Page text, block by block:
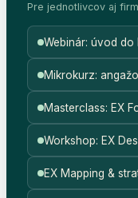
Pre jednotlivcov aj
Webinár: úvod do
Mikrokurz:
Masterclass: EX
Workshop: EX
EX Mapping &